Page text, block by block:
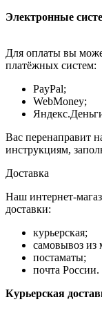
Электронные
Для оплаты вы
платёжных систем:
PayPal;
WebMoney;
Вас перенаправит
инструкциям,
Доставка
Наш интернет-
доставки:
курьерская;
самовывоз из
постаматы;
почта России.
Курьерская